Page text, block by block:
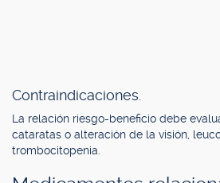
Contraindicaciones.
La relación riesgo-beneficio debe
cataratas o alteración de la visión,
trombocitopenia.